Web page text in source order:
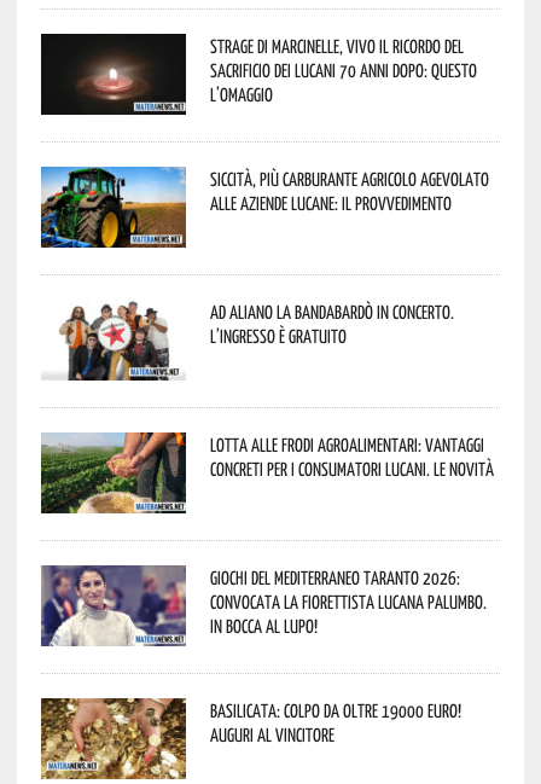
Strage di Marcinelle, vivo il ricordo del
sacrificio dei lucani 70 anni dopo: questo
l’omaggio
Siccità, più carburante agricolo agevolato
alle aziende lucane: il provvedimento
Ad Aliano la Bandabardò in concerto.
L’ingresso è gratuito
Lotta alle frodi agroalimentari: vantaggi
concreti per i consumatori lucani. Le novità
Giochi del Mediterraneo Taranto 2026:
convocata la fiorettista lucana Palumbo.
In bocca al lupo!
Basilicata: colpo da oltre 19000 Euro!
Auguri al vincitore